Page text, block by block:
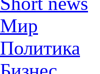
Мир
Политика